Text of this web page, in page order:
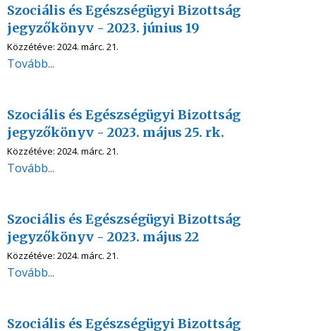
Szociális és Egészségügyi Bizottság
jegyzőkönyv - 2023. június 19
Közzétéve: 2024. márc. 21.
Tovább...
Szociális és Egészségügyi Bizottság
jegyzőkönyv - 2023. május 25. rk.
Közzétéve: 2024. márc. 21.
Tovább...
Szociális és Egészségügyi Bizottság
jegyzőkönyv - 2023. május 22
Közzétéve: 2024. márc. 21.
Tovább...
Szociális és Egészségügyi Bizottság